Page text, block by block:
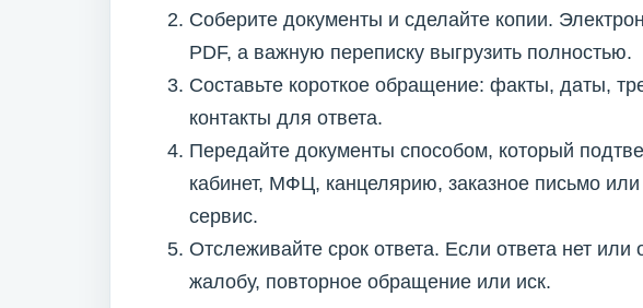
Соберите документы и сделайте копии.
PDF, а важную переписку выгрузить полностью.
Составьте короткое обращение: факты, даты,
контакты для ответа.
Передайте документы способом, который
кабинет, МФЦ, канцелярию, заказное письмо
сервис.
Отслеживайте срок ответа. Если ответа нет или
жалобу, повторное обращение или иск.